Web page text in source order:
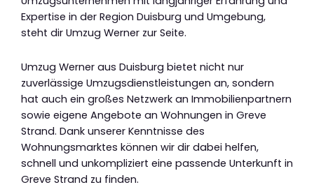
Expertise in der Region Duisburg und Umgebung,
steht dir Umzug Werner zur Seite.
Umzug Werner aus Duisburg bietet nicht nur
zuverlässige Umzugsdienstleistungen an, sondern
hat auch ein großes Netzwerk an Immobilienpartnern
sowie eigene Angebote an Wohnungen in Greve
Strand. Dank unserer Kenntnisse des
Wohnungsmarktes können wir dir dabei helfen,
schnell und unkompliziert eine passende Unterkunft in
Greve Strand zu finden.